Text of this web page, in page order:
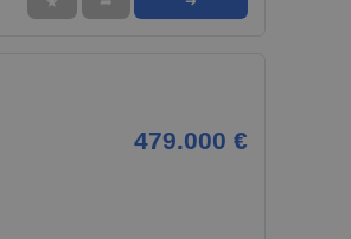
479.000 €